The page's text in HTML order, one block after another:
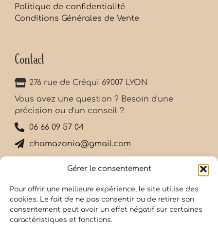
Gérer le consentement
Pour offrir une meilleure expérience, le site utilise des
cookies. Le fait de ne pas consentir ou de retirer son
consentement peut avoir un effet négatif sur certaines
caractéristiques et fonctions.
Politique de confidentialité
Conditions Générales de Vente
Contact
276 rue de Créqui 69007 LYON
Vous avez une question ? Besoin d'une
précision ou d'un conseil ?
06 66 09 57 04
chamazonia@gmail.com
Inscription newsletter